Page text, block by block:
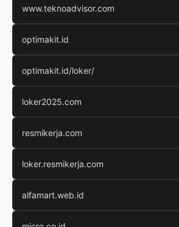
www.teknoadvisor.com
optimakit.id
optimakit.id/loker/
loker2025.com
resmikerja.com
loker.resmikerja.com
alfamart.web.id